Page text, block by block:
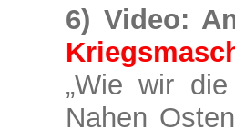
6) Video:
„Wie wir
Nahen